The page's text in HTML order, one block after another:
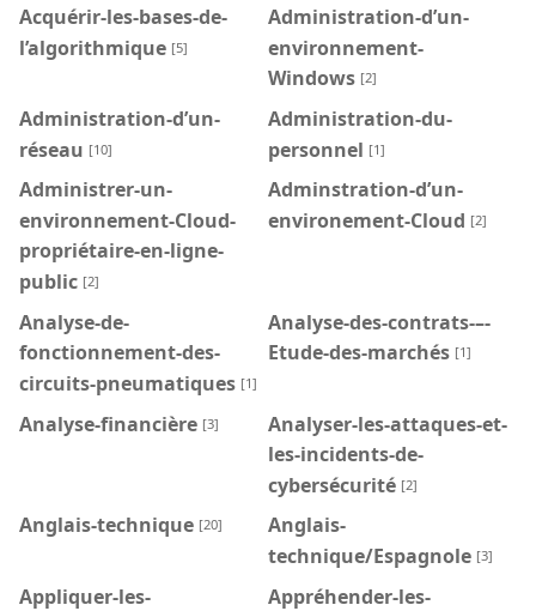
Acquérir-les-bases-de-
l’algorithmique [5]
Administration-d’un-
environnement-
Windows [2]
Administration-d’un-
réseau [10]
Administration-du-
personnel [1]
Administrer-un-
environnement-Cloud-
propriétaire-en-ligne-
public [2]
Adminstration-d’un-
environement-Cloud [2]
Analyse-de-
fonctionnement-des-
circuits-pneumatiques [1]
Analyse-des-contrats-–-
Etude-des-marchés [1]
Analyse-financière [3]
Analyser-les-attaques-et-
les-incidents-de-
cybersécurité [2]
Anglais-technique [20]
Anglais-
technique/Espagnole [3]
Appliquer-les-
Appréhender-les-